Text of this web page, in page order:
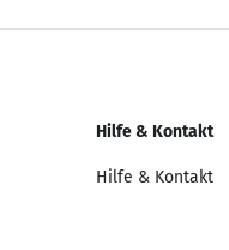
Hilfe & Kontakt
Hilfe & Kontakt